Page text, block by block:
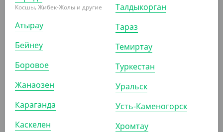
1 990
(39.80₸
Салатник OpSalad без крышки, 500 мл, DoEco
УП (50) КОР (600)
АРТ. 33018113
Косшы, Жибек-Жолы и другие
Атырау
Бейнеу
Боровое
Жанаозен
Караганда
Каскелен
Талдыкорган
Тараз
Темиртау
Туркестан
Уральск
Усть-Каменогорск
Хромтау